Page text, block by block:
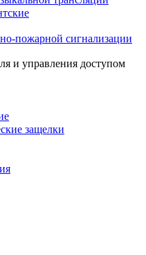
пожарной сигнализации
и управления доступом
защелки